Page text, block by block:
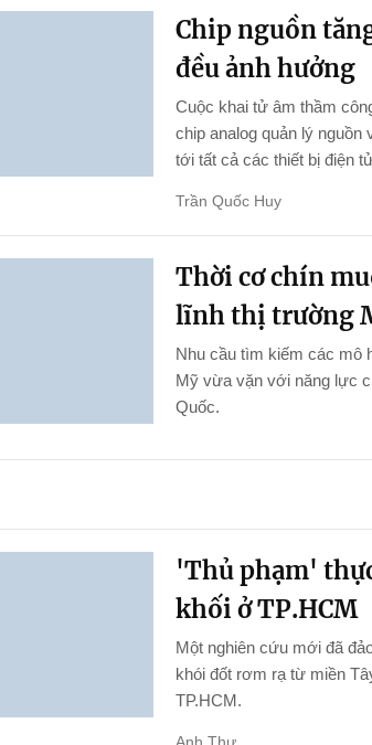
Chip nguồn
đều ảnh hưởng
Cuộc khai tử âm thầm
chip analog quản lý
tới tất cả các thiết bị điện
Trần Quốc Huy
Thời cơ chín
lĩnh thị trường
Nhu cầu tìm kiếm các mô
Mỹ vừa vặn với năng lực
Quốc.
'Thủ phạm'
khối ở TP.HCM
Một nghiên cứu mới đã
khói đốt rơm rạ từ miền
TP.HCM.